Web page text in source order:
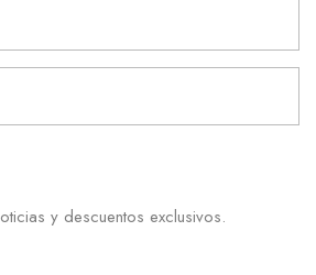
y descuentos exclusivos.